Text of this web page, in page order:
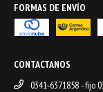
FORMAS DE ENVÍO
CONTACTANOS
0341-6371858 - fijo